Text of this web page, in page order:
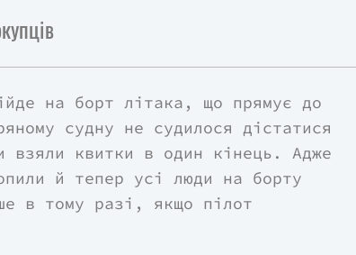
на борт літака, що прямує до
судну не судилося дістатися
взяли квитки в один кінець. Адже
й тепер усі люди на борту
в тому разі, якщо пілот
літак. Єдиним союзником Білла стає